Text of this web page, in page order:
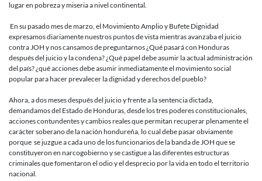
lugar en pobreza y miseria a nivel continental.
En su pasado mes de marzo, el Movimiento Amplio y Bufete Dignidad
expresamos diariamente nuestros puntos de vista mientras avanzaba el juicio
contra JOH y nos cansamos de preguntarnos ¿Qué pasará con Honduras
después del juicio y la condena? ¿Qué papel debe asumir la actual administración
del país? ¿qué acciones debe asumir inmediatamente el movimiento social
popular para hacer prevalecer la dignidad y derechos del pueblo?
Ahora, a dos meses después del juicio y frente a la sentencia dictada,
demandamos del Estado de Honduras, desde los tres poderes constitucionales,
acciones contundentes y cambios reales que permitan recuperar plenamente el
carácter soberano de la nación hondureña, lo cual debe pasar obviamente
porque se juzgue a cada uno de los funcionarios de la banda de JOH que se
constituyeron en narcogobierno y se castigue a las diferentes estructuras
criminales que fomentaron el odio y el desprecio por la vida en todo el territorio
nacional.